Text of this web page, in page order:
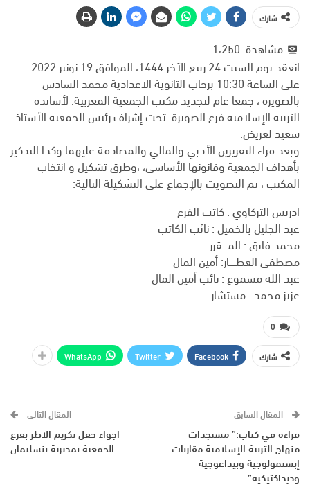
شارك
مشاهدة:1٬250
انعقد يوم السبت 24 ربيع الآخر 1444، الموافق 19 نونبر 2022
على الساعة 10:30 برحاب الثانوية الاعدادية محمد السادس
بالصويرة ، جمعا عام لتجديد مكتب الجمعية المغربية. لأساتذة
التربية الإسلامية فرع الصويرة تحت إشراف رئيس الجمعية الأستاذ
سعيد لعريض.
وبعد قراء التقريرين الأدبي والمالي والمصادقة عليهما وكذا التذكير
بأهداف الجمعية وقانونها الأساسي، ،وطرق تشكيل و انتخاب
المكتب ، تم التصويت بالإجماع على التشكيلة التالية:
ادريس التركاوي : كاتب الفرع
عبد الجليل بالخميل : نائب الكاتب
محمد فايق : المــــقرر
مصطفى العطـــــار: أمين المال
عبد الله مسموع : نائب أمين المال
عزيز محمد : مستشار
0
شارك Facebook
Twitter
WhatsApp
المقال السابق
قراءة في كتاب:” مستجدات
منهاج التربية الإسلامية مقاربات
إبستمولوجية وبيداغوجية
وديداكتيكية”
المقال التالي
اجواء حفل تكريم الاطر بفرع
الجمعية بمديرية بنسليمان